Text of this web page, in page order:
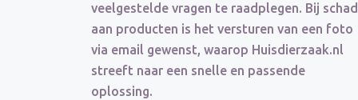
veelgestelde vragen te raadplegen. Bij
aan producten is het versturen van een foto
via email gewenst, waarop Huisdierzaak.nl
streeft naar een snelle en passende
oplossing.